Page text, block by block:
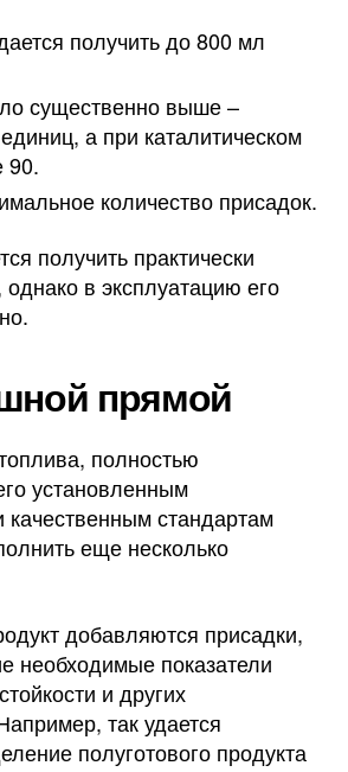
получить до 800 мл
существенно выше –
а при каталитическом
90.
количество присадок.
получить практически
однако в эксплуатацию его
прямой
полностью
установленным
качественным стандартам
еще несколько
добавляются присадки,
необходимые показатели
и других
так удается
полуготового продукта